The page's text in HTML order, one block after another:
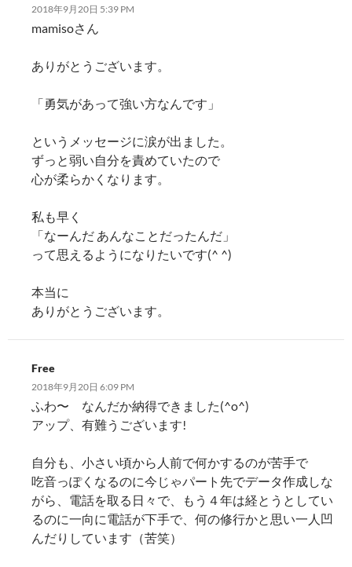
2018年9月20日 5:39 PM
mamisoさん
ありがとうございます。
「勇気があって強い方なんです」
というメッセージに涙が出ました。
ずっと弱い自分を責めていたので
心が柔らかくなります。
私も早く
「なーんだ あんなことだったんだ」
って思えるようになりたいです(^ ^)
本当に
ありがとうございます。
Free
2018年9月20日 6:09 PM
ふわ〜 なんだか納得できました(^o^)
アップ、有難うございます!
自分も、小さい頃から人前で何かするのが苦手で
吃音っぽくなるのに今じゃパート先でデータ作成しな
がら、電話を取る日々で、もう４年は経とうとしてい
るのに一向に電話が下手で、何の修行かと思い一人凹
んだりしています（苦笑）